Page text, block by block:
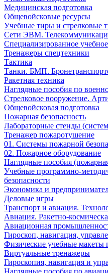
Медицинская подготовка
Общевойсковые ресурсы
Учебные тиры и стрелковые
Сети ЭВМ.
Специализированное
Тренажеры спецтехники
Тактика
Танки. БМП.
Ракетная техника
Наглядные пособия по
Стрелковое вооружение.
Общевойсковая подготовка
Пожарная безопасность
Лабораторные стенды
Тренажер пожаротушение
01. Системы пожарной
02. Пожарное оборудование
Наглядные пособия
Учебные программно-
безопасности
Экономика и
Деловые игры
Транспорт и авиация.
Авиация. Ракетно-
Авиационная
Гироскоп, навигация,
Физические учебные макеты
Виртуальные тренажеры
Гироскопия, навигация и
Наглядные пособия по